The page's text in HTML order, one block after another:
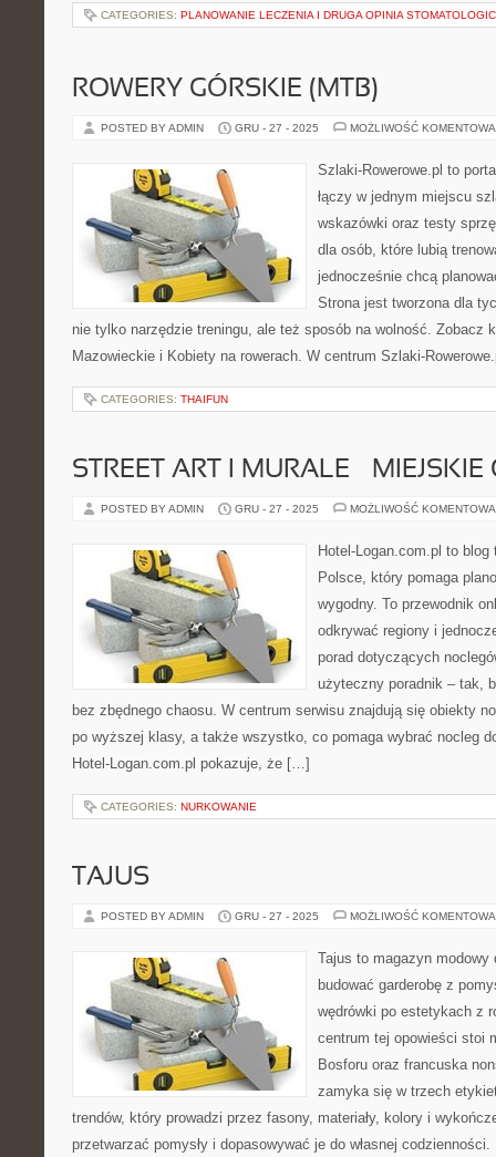
CATEGORIES: PLANOWANIE LECZENIA I DRUGA OPINIA
ROWERY GÓRSKIE (MTB)
POSTED BY ADMIN GRU - 27 - 2025 MOŻLIWOŚĆ
Szlaki-Rowerowe.pl to
łączy w jednym miejscu
wskazówki oraz testy
dla osób, które lubią
jednocześnie chcą
Strona jest tworzona dla
nie tylko narzędzie treningu, ale też sposób na wolność. Zobacz
Mazowieckie i Kobiety na rowerach. W centrum Szlaki-
CATEGORIES: THAIFUN
STREET ART I MURALE –
POSTED BY ADMIN GRU - 27 - 2025 MOŻLIWOŚĆ
Hotel-Logan.com.pl to
Polsce, który pomaga
wygodny. To przewodnik
odkrywać regiony i
porad dotyczących
użyteczny poradnik – tak,
bez zbędnego chaosu. W centrum serwisu znajdują się obiekty
po wyższej klasy, a także wszystko, co pomaga wybrać nocleg
Hotel-Logan.com.pl pokazuje, że […]
CATEGORIES: NURKOWANIE
TAJUS
POSTED BY ADMIN GRU - 27 - 2025 MOŻLIWOŚĆ
Tajus to magazyn
budować garderobę z
wędrówki po estetykach z
centrum tej opowieści stoi
Bosforu oraz francuska
zamyka się w trzech
trendów, który prowadzi przez fasony, materiały, kolory i
przetwarzać pomysły i dopasowywać je do własnej